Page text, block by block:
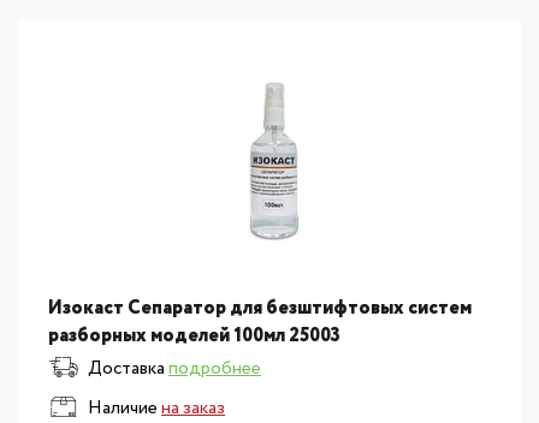
Изокаст Сепаратор для безштифтовых систем
разборных моделей 100мл 25003
Доставкаподробнее
Наличиена заказ